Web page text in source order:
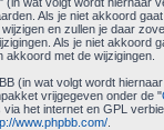
Als je niet akkoord
en zullen je daar
Als je niet akkoord
met de wijzigingen.
(in wat volgt wordt
vrijgegeven onder de "
het internet en GPL
www.phpbb.com/.